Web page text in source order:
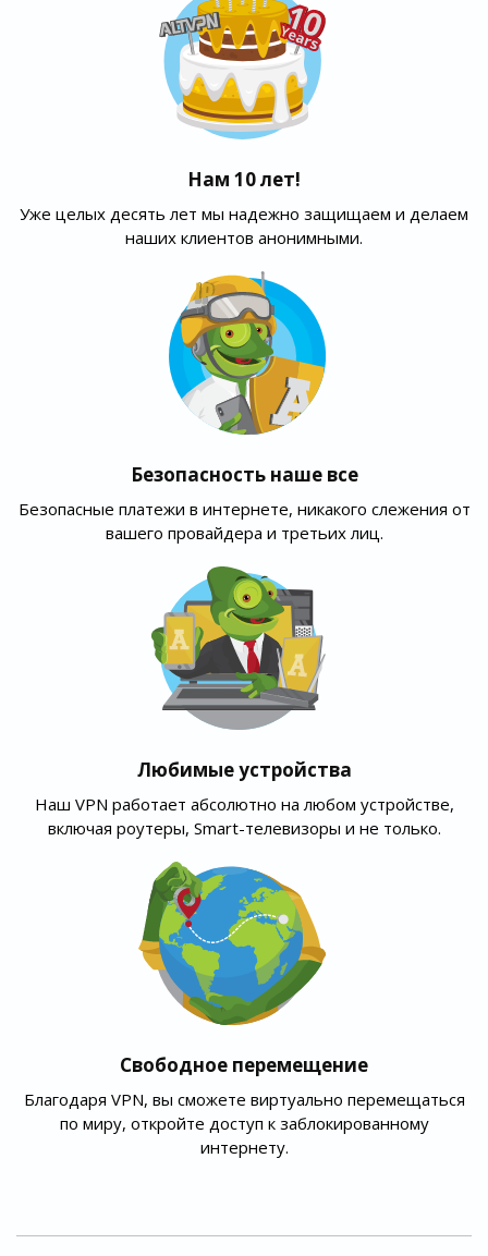
Нам 10 лет!
Уже целых десять лет мы надежно защищаем и делаем
наших клиентов анонимными.
Безопасность наше все
Безопасные платежи в интернете, никакого слежения от
вашего провайдера и третьих лиц.
Любимые устройства
Наш VPN работает абсолютно на любом устройстве,
включая роутеры, Smart-телевизоры и не только.
Свободное перемещение
Благодаря VPN, вы сможете виртуально перемещаться
по миру, откройте доступ к заблокированному
интернету.